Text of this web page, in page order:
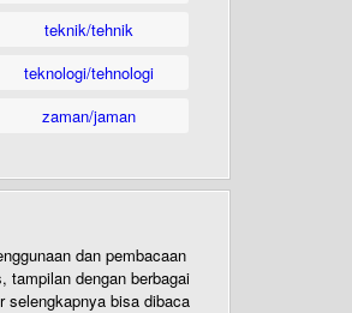
teknik/tehnik
teknologi/tehnologi
zaman/jaman
dan pembacaan
tampilan dengan berbagai
selengkapnya bisa dibaca